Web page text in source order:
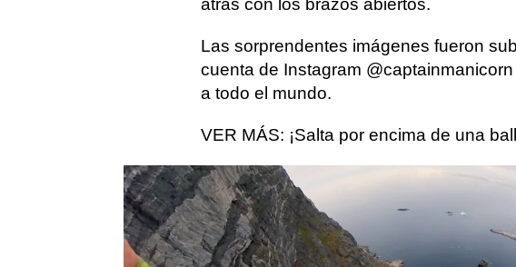
atrás con los brazos abiertos.
Las sorprendentes imágenes fueron
cuenta de Instagram
a todo el mundo.
VER MÁS: ¡Salta por encima de una
Team Heretics lleva los esports
gran evento para fans